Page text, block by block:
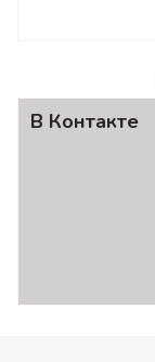
В Контакте